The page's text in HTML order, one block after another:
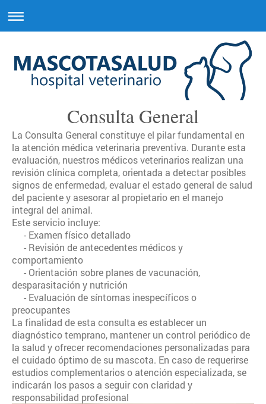
Consulta General
La Consulta General constituye el pilar fundamental en
la atención médica veterinaria preventiva. Durante esta
evaluación, nuestros médicos veterinarios realizan una
revisión clínica completa, orientada a detectar posibles
signos de enfermedad, evaluar el estado general de salud
del paciente y asesorar al propietario en el manejo
integral del animal.
Este servicio incluye:
- Examen físico detallado
- Revisión de antecedentes médicos y
comportamiento
- Orientación sobre planes de vacunación,
desparasitación y nutrición
- Evaluación de síntomas inespecíficos o
preocupantes
La finalidad de esta consulta es establecer un
diagnóstico temprano, mantener un control periódico de
la salud y ofrecer recomendaciones personalizadas para
el cuidado óptimo de su mascota. En caso de requerirse
estudios complementarios o atención especializada, se
indicarán los pasos a seguir con claridad y
responsabilidad profesional